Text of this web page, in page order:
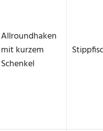
Allroundhaken
mit kurzem
Schenkel